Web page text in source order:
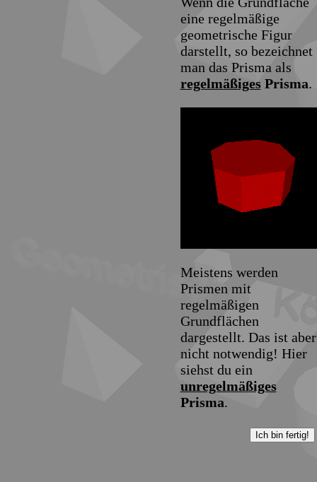
eine regelmäßige
geometrische Figur
darstellt, so bezeichnet
man das Prisma als
regelmäßigesPrisma.
Meistens werden
Prismen mit
regelmäßigen
Grundflächen
dargestellt. Das ist aber
nicht notwendig! Hier
siehst du ein
unregelmäßiges
Prisma.